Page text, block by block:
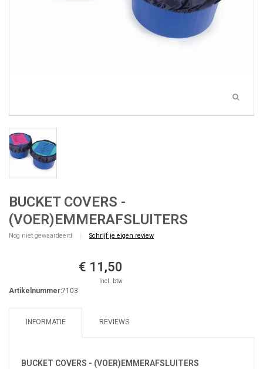
BUCKET COVERS -
(VOER)EMMERAFSLUITERS
Nog niet gewaardeerd Schrijf je eigen review
€ 11,50
Incl. btw
Artikelnummer:7103
INFORMATIE REVIEWS
BUCKET COVERS - (VOER)EMMERAFSLUITERS